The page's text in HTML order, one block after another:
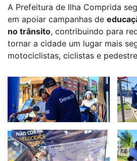
A Prefeitura de Ilha Comprida
em apoiar campanhas de
no trânsito, contribuindo para
tornar a cidade um lugar mais
motociclistas, ciclistas e